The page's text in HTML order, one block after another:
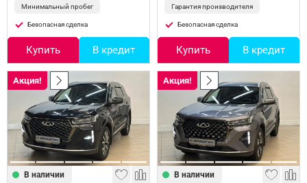
Минимальный пробег
Безопасная сделка
Купить В кредит
Гарантия производителя
Безопасная сделка
Купить В кредит
Акция!
В наличии
Акция!
В наличии